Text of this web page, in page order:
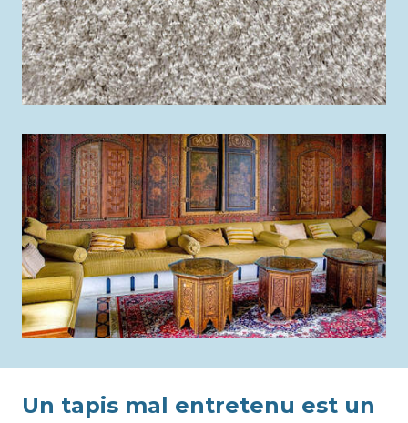
Un tapis mal entretenu est un